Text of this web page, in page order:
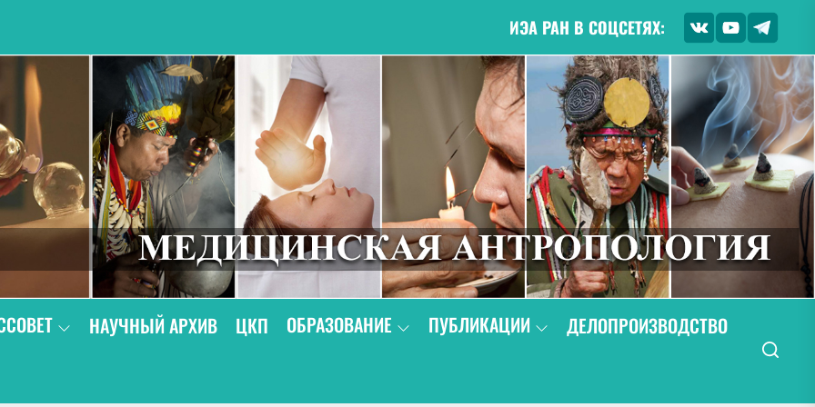
ИЭА РАН В СОЦСЕТЯХ:
НАУЧНЫЙ АРХИВ ЦКП ОБРАЗОВАНИЕ ПУБЛИКАЦИИ
ДЕЛОПРОИЗВОДСТВО